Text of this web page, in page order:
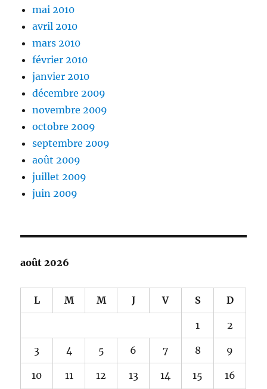
mai 2010
avril 2010
mars 2010
février 2010
janvier 2010
décembre 2009
novembre 2009
octobre 2009
septembre 2009
août 2009
juillet 2009
juin 2009
août 2026
L M M J V S D
1 2
3 4 5 6 7 8 9
10 11 12 13 14 15 16